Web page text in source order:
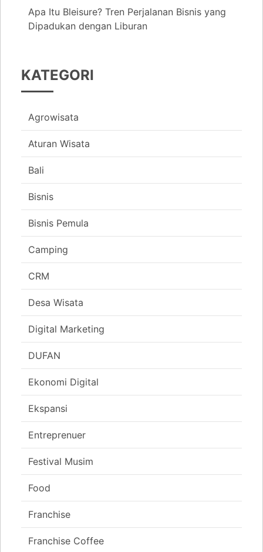
Apa Itu Bleisure? Tren Perjalanan Bisnis yang
Dipadukan dengan Liburan
KATEGORI
Agrowisata
Aturan Wisata
Bali
Bisnis
Bisnis Pemula
Camping
CRM
Desa Wisata
Digital Marketing
DUFAN
Ekonomi Digital
Ekspansi
Entreprenuer
Festival Musim
Food
Franchise
Franchise Coffee